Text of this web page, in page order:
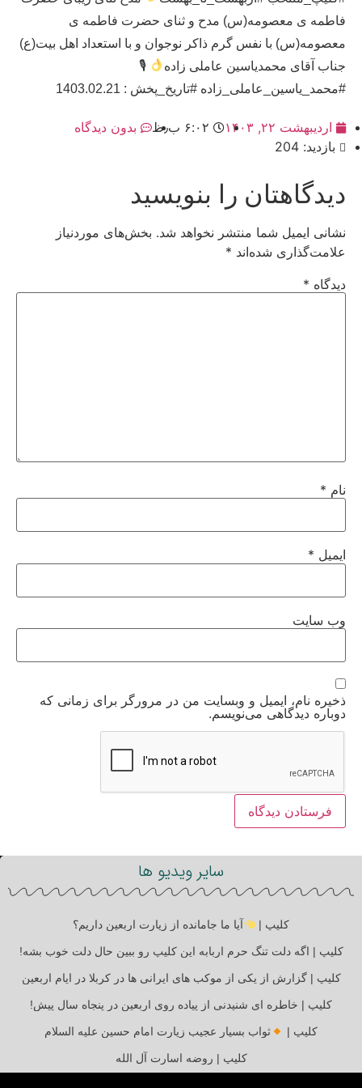
فاطمه ی معصومه(س) مدح و ثنای حضرت فاطمه ی
معصومه(س) با نفس گرم ذاکر نوجوان و با استعداد اهل بیت(ع)
جناب آقای محمدیاسین عاملی زاده
🎙
#محمد_یاسین_عاملی_زاده #تاریخ_پخش : 1403.02.21
اردیبهشت ۲۲, ۱۴۰۳ ۶:۰۲ ب٫ظ
بدون دیدگاه
بازدید: 204
دیدگاهتان را بنویسید
نشانی ایمیل شما منتشر نخواهد شد. بخش‌های موردنیاز
علامت‌گذاری شده‌اند *
دیدگاه *
نام *
ایمیل *
وب‌ سایت
ذخیره نام، ایمیل و وبسایت من در مرورگر برای زمانی که
دوباره دیدگاهی می‌نویسم.
سایر ویدیو ها
کلیپ | آیا ما جامانده از زیارت اربعین داریم؟
کلیپ | اگه دلت تنگ حرم اربابه این کلیپ رو ببین حال دلت خوب بشه!
کلیپ | گزارش از یکی از موکب های ایرانی ها در کربلا در ایام اربعین
کلیپ | خاطره ای شنیدنی از پیاده روی اربعین در پنجاه سال پیش!
کلیپ | ثواب بسیار عجیب زیارت امام حسین علیه السلام
کلیپ | روضه اسارت آل الله